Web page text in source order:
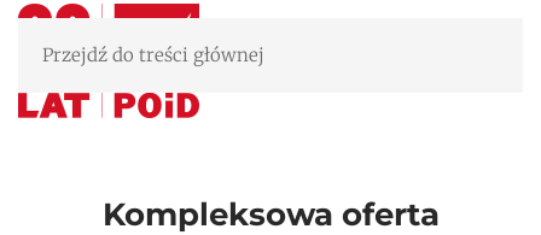
Przejdź do treści głównej
Kompleksowa oferta